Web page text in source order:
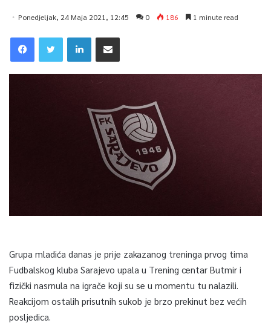
Ponedjeljak, 24 Maja 2021, 12:45 0 186 1 minute read
Grupa mladića danas je prije zakazanog treninga prvog tima
Fudbalskog kluba Sarajevo upala u Trening centar Butmir i
fizički nasrnula na igrače koji su se u momentu tu nalazili.
Reakcijom ostalih prisutnih sukob je brzo prekinut bez većih
posljedica.